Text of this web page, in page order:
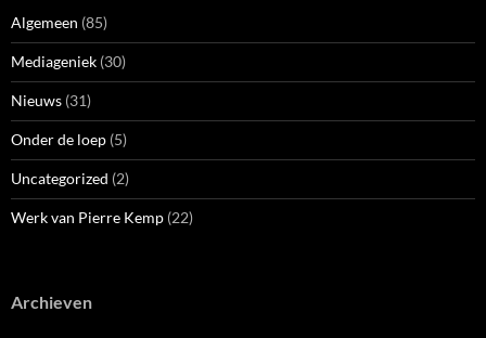
Algemeen (85)
Mediageniek (30)
Nieuws (31)
Onder de loep (5)
Uncategorized (2)
Werk van Pierre Kemp (22)
Archieven